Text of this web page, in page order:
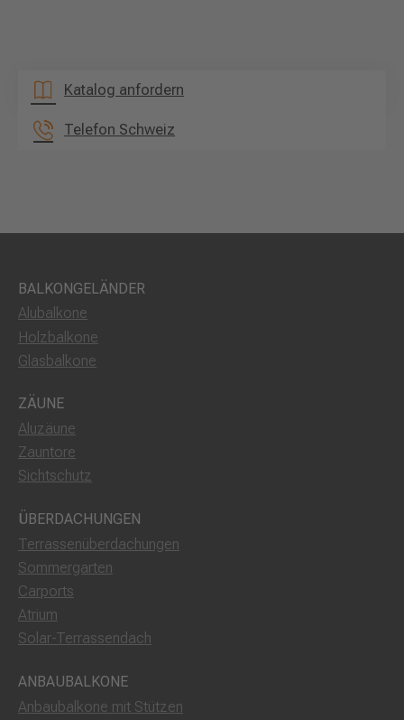
Katalog anfordern
Telefon Schweiz
BALKONGELÄNDER
Alubalkone
Holzbalkone
Glasbalkone
ZÄUNE
Aluzäune
Zauntore
Sichtschutz
ÜBERDACHUNGEN
Terrassenüberdachungen
Sommergarten
Carports
Atrium
Solar-Terrassendach
ANBAUBALKONE
Anbaubalkone mit Stützen